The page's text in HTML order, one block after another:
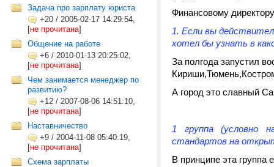
Задача про зарплату юриста
+20 / 2005-02-17 14:29:54,
[не прочитана]
Общение на работе
+6 / 2010-01-13 20:25:02,
[не прочитана]
Чем занимается менеджер по
развитию?
+12 / 2007-08-06 14:51:10,
[не прочитана]
Наставничество
+9 / 2004-11-08 05:40:19,
[не прочитана]
Схема зарплаты
Финансовому
1. Если вы
хотел бы узнать в
За полгода запустил
А город это славный
1 группа (условно
стандартов на
В принципе эта группа